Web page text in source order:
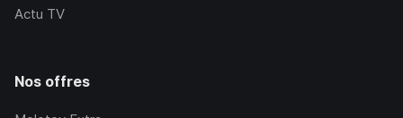
Actu TV
Nos offres